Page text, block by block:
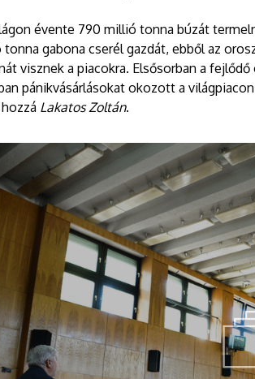
évente 790 millió tonna búzát
gabona cserél gazdát, ebből az
visznek a piacokra. Elsősorban a
pánikvásárlásokat okozott a
Lakatos Zoltán.